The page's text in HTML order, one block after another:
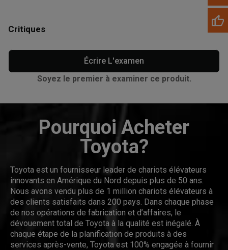
Critiques
Écrire L'examen
Soyez le premier à examiner ce produit.
Pourquoi Acheter
Toyota?
Toyota est un fournisseur leader de chariots élévateurs
innovants en Amérique du Nord depuis plus de 50 ans.
Nous avons vendu plus de 1 million chariots élévateurs à
des clients satisfaits dans 200 pays. Dans chaque phase
de nos opérations de fabrication et d’affaires, le
dévouement total de Toyota à la qualité est inégalé. À
chaque étape de la planification de produits à des
services après-vente, Toyota est 100% engagée à fournir